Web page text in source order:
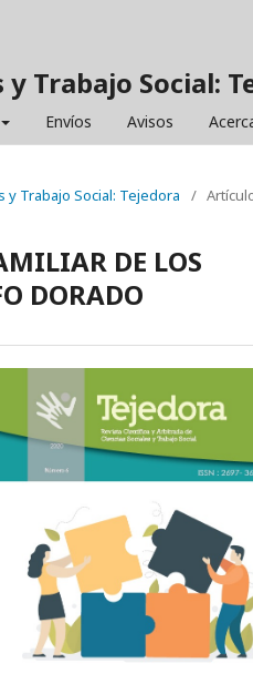
Trabajo Social:
Envíos Avisos
y Trabajo Social: Tejedora /
DE LOS
DORADO